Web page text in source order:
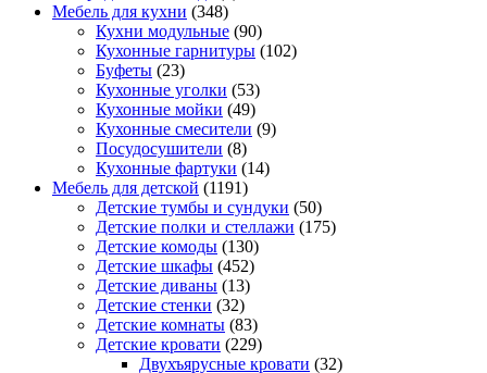
Мебель для кухни (348)
Кухни модульные (90)
Кухонные гарнитуры (102)
Буфеты (23)
Кухонные уголки (53)
Кухонные мойки (49)
Кухонные смесители (9)
Посудосушители (8)
Кухонные фартуки (14)
Мебель для детской (1191)
Детские тумбы и сундуки (50)
Детские полки и стеллажи (175)
Детские комоды (130)
Детские шкафы (452)
Детские диваны (13)
Детские стенки (32)
Детские комнаты (83)
Детские кровати (229)
Двухъярусные кровати (32)